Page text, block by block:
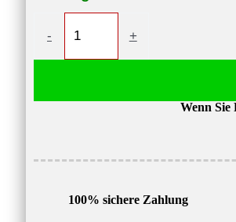
-
V900-
+
Wenn Sie
100% sichere Zahlung